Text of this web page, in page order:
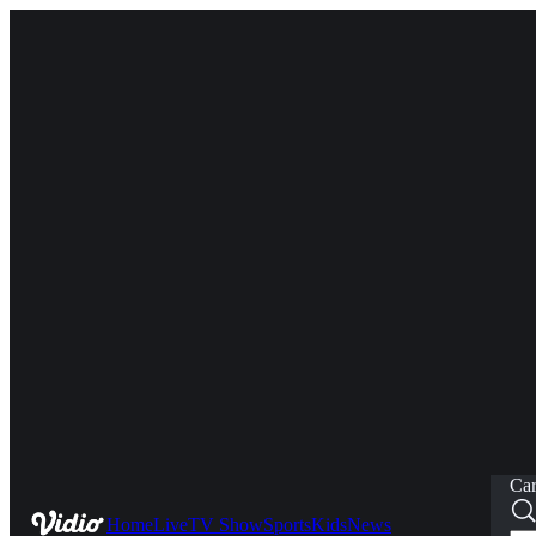
HomeLiveTV ShowSportsKidsNews